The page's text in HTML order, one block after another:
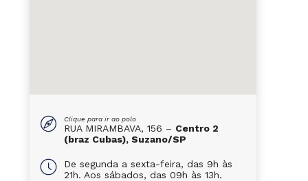
Clique para ir ao polo
RUA MIRAMBAVA, 156 – Centro 2
(braz Cubas), Suzano/SP
De segunda a sexta-feira, das 9h às
21h. Aos sábados, das 09h às 13h.